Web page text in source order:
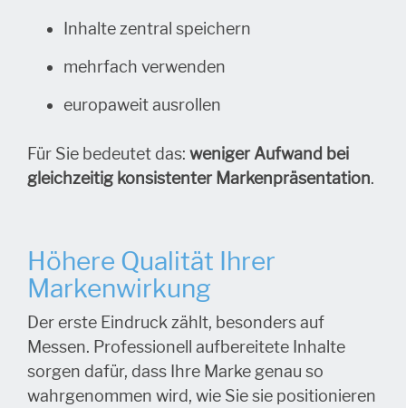
Inhalte zentral speichern
mehrfach verwenden
europaweit ausrollen
Für Sie bedeutet das: weniger Aufwand bei
gleichzeitig konsistenter Markenpräsentation.
Höhere Qualität Ihrer
Markenwirkung
Der erste Eindruck zählt, besonders auf
Messen. Professionell aufbereitete Inhalte
sorgen dafür, dass Ihre Marke genau so
wahrgenommen wird, wie Sie sie positionieren